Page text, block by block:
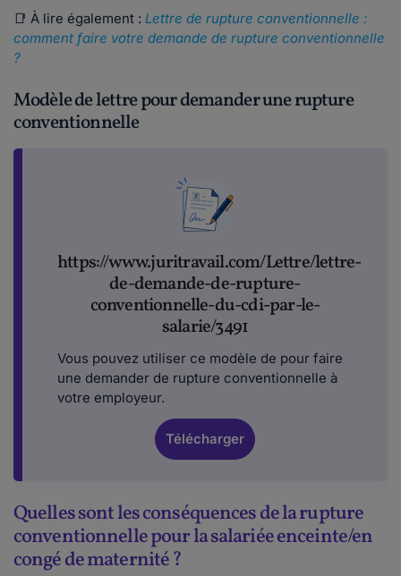
📑 À lire également : Lettre de rupture conventionnelle :
comment faire votre demande de rupture conventionnelle
?
Modèle de lettre pour demander une rupture
conventionnelle
https://www.juritravail.com/Lettre/lettre-
de-demande-de-rupture-
conventionnelle-du-cdi-par-le-
salarie/3491
Vous pouvez utiliser ce modèle de pour faire
une demander de rupture conventionnelle à
votre employeur.
Télécharger
Quelles sont les conséquences de la rupture
conventionnelle pour la salariée enceinte/en
congé de maternité ?